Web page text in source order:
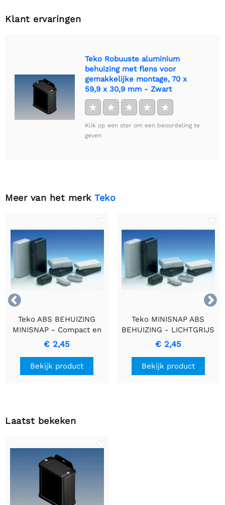
Klant ervaringen
Teko Robuuste aluminium
behuizing met flens voor
gemakkelijke montage, 70 x
59,9 x 30,9 mm - Zwart
★ ★ ★ ★ ★
Klik op een ster om een beoordeling te
geven
Meer van het merk Teko


Teko ABS BEHUIZING
MINISNAP - Compact en
Elegante Behuizing
€ 2,45
Bekijk product
Teko MINISNAP ABS
BEHUIZING - LICHTGRIJS
- 82 x 60 x 25 mm -
(10005-B.5)
€ 2,45
Bekijk product
Laatst bekeken